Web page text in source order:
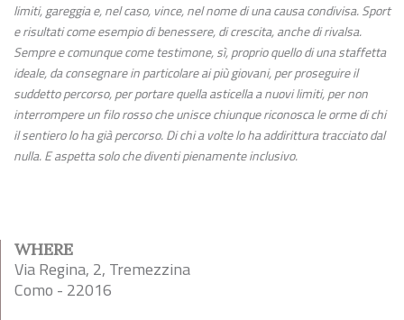
limiti, gareggia e, nel caso, vince, nel nome di una causa condivisa. Sport
e risultati come esempio di benessere, di crescita, anche di rivalsa.
Sempre e comunque come testimone, sì, proprio quello di una staffetta
ideale, da consegnare in particolare ai più giovani, per proseguire il
suddetto percorso, per portare quella asticella a nuovi limiti, per non
interrompere un filo rosso che unisce chiunque riconosca le orme di chi
il sentiero lo ha già percorso. Di chi a volte lo ha addirittura tracciato dal
nulla. E aspetta solo che diventi pienamente inclusivo.
WHERE
Via Regina, 2, Tremezzina
Como - 22016